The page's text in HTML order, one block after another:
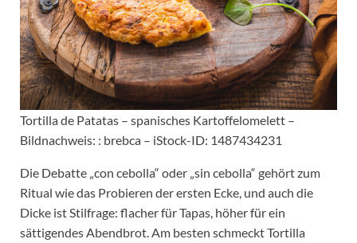
Tortilla de Patatas – spanisches Kartoffelomelett –
Bildnachweis: : brebca – iStock-ID: 1487434231
Die Debatte „con cebolla“ oder „sin cebolla“ gehört zum
Ritual wie das Probieren der ersten Ecke, und auch die
Dicke ist Stilfrage: flacher für Tapas, höher für ein
sättigendes Abendbrot. Am besten schmeckt Tortilla